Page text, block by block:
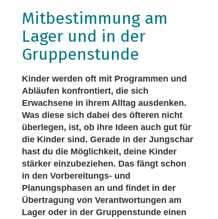
Mitbestimmung am
Lager und in der
Gruppenstunde
Kinder werden oft mit Programmen und
Abläufen konfrontiert, die sich
Erwachsene in ihrem Alltag ausdenken.
Was diese sich dabei des öfteren nicht
überlegen, ist, ob ihre Ideen auch gut für
die Kinder sind. Gerade in der Jungschar
hast du die Möglichkeit, deine Kinder
stärker einzubeziehen. Das fängt schon
in den Vorbereitungs- und
Planungsphasen an und findet in der
Übertragung von Verantwortungen am
Lager oder in der Gruppenstunde einen